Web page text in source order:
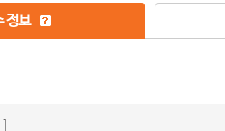
정보
]